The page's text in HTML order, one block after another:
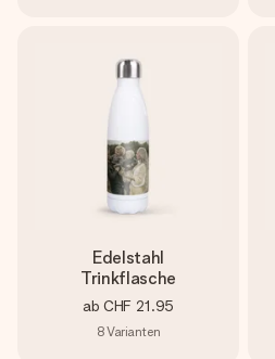
Edelstahl
Trinkflasche
ab CHF 21.95
8Varianten